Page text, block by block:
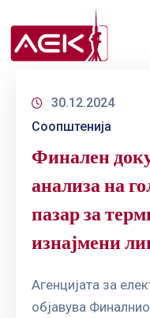
НАС
ДОКУМЕНТИ
СПЕКТАР
ТЕЛЕКОМУНИКАЦИИ
АНАЛИЗА
30.12.2024
Соопштенија
Финален
анализа на
пазар за
изнајмени
Агенцијата за
објавува